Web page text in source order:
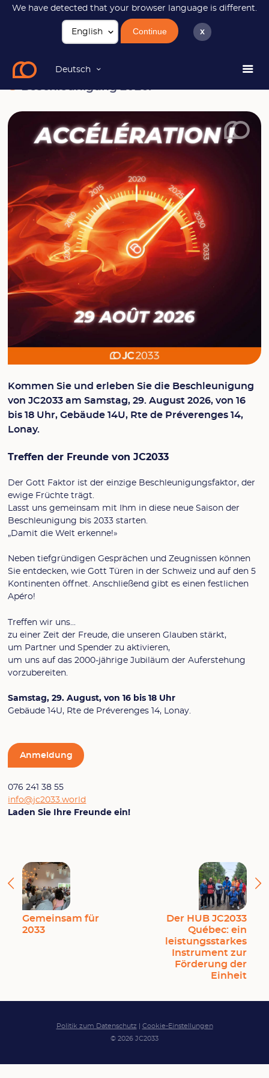
We have detected that your browser language is different.
Continue x
Deutsch
Beschleunigung 2026!
Kommen Sie und erleben Sie die Beschleunigung
von JC2033 am Samstag, 29. August 2026, von 16
bis 18 Uhr, Gebäude 14U, Rte de Préverenges 14,
Lonay.
Treffen der Freunde von JC2033
Der Gott Faktor ist der einzige Beschleunigungsfaktor, der
ewige Früchte trägt.
Lasst uns gemeinsam mit Ihm in diese neue Saison der
Beschleunigung bis 2033 starten.
„Damit die Welt erkenne!»
Neben tiefgründigen Gesprächen und Zeugnissen können
Sie entdecken, wie Gott Türen in der Schweiz und auf den 5
Kontinenten öffnet. Anschließend gibt es einen festlichen
Apéro!
Treffen wir uns...
zu einer Zeit der Freude, die unseren Glauben stärkt,
um Partner und Spender zu aktivieren,
um uns auf das 2000-jährige Jubiläum der Auferstehung
vorzubereiten.
Samstag, 29. August, von 16 bis 18 Uhr
Gebäude 14U, Rte de Préverenges 14, Lonay.
Anmeldung
076 241 38 55
info@jc2033.world
Laden Sie Ihre Freunde ein!
Gemeinsam für
2033
Der HUB JC2033
Québec: ein
leistungsstarkes
Instrument zur
Förderung der
Einheit
Politik zum Datenschutz
Cookie-Einstellungen
© 2026 JC2033